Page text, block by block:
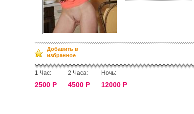
Добавить в
избранное
1 Час:
2500 Р
2 Часа:
4500 Р
Ночь:
12000 Р